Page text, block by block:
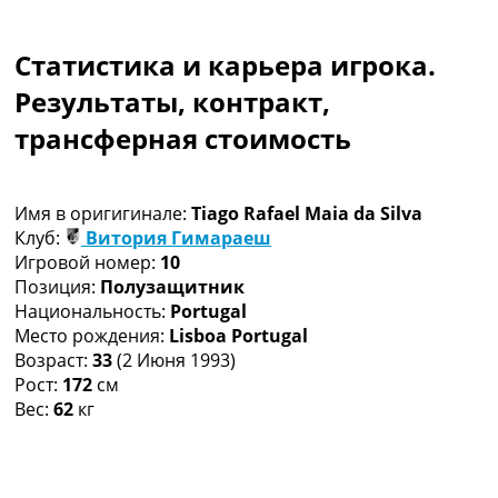
Чемпионат Мира
Украина. Премьер-Лига
Украина. Первая Лига
Лига Чемпионов
Другие Турниры >>>
Таблицы
Таблицы групп Чемпионата Мира
Украина. Премьер-Лига
Украина. Первая Лига
Лига Чемпионов. Таблицы групп
Англия. Премьер-Лига
Испания. Ла Лига
Статистика и карьера игрока.
Результаты, контракт,
трансферная стоимость
Имя в оригигинале: Tiago Rafael Maia da Silva
Клуб:
Витория Гимараеш
Игровой номер: 10
Позиция: Полузащитник
Национальность: Portugal
Место рождения: Lisboa Portugal
Возраст: 33(2 Июня 1993)
Рост: 172 см
Вес: 62 кг